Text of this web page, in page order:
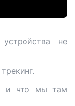
не
и что мы там